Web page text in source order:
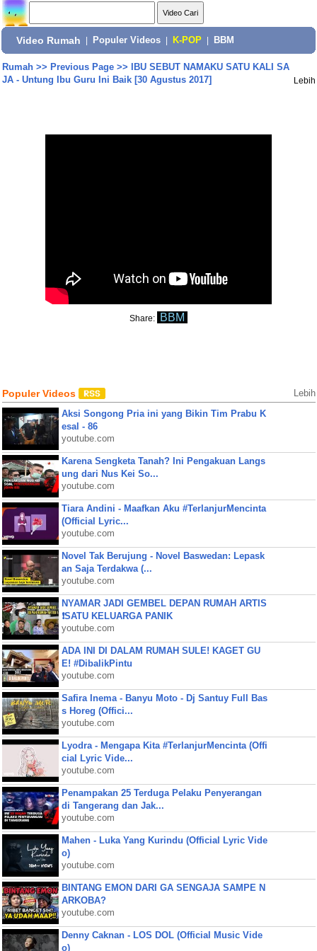
Video Rumah Populer Videos K-POP BBM
Rumah>> Previous Page>>
IBU SEBUT NAMAKU SATU KALI SA
JA - Untung Ibu Guru Ini Baik [30 Agustus 2017]
Lebih
Share: BBM
Populer Videos Lebih
Aksi Songong Pria ini yang Bikin Tim Prabu K
esal - 86
youtube.com
Karena Sengketa Tanah? Ini Pengakuan Langs
ung dari Nus Kei So...
youtube.com
Tiara Andini - Maafkan Aku #TerlanjurMencinta
(Official Lyric...
youtube.com
Novel Tak Berujung - Novel Baswedan: Lepask
an Saja Terdakwa (...
youtube.com
NYAMAR JADI GEMBEL DEPAN RUMAH ARTIS
❗SATU KELUARGA PANIK
youtube.com
ADA INI DI DALAM RUMAH SULE! KAGET GU
E! #DibalikPintu
youtube.com
Safira Inema - Banyu Moto - Dj Santuy Full Bas
s Horeg (Offici...
youtube.com
Lyodra - Mengapa Kita #TerlanjurMencinta (Offi
cial Lyric Vide...
youtube.com
Penampakan 25 Terduga Pelaku Penyerangan
di Tangerang dan Jak...
youtube.com
Mahen - Luka Yang Kurindu (Official Lyric Vide
o)
youtube.com
BINTANG EMON DARI GA SENGAJA SAMPE N
ARKOBA?
youtube.com
Denny Caknan - LOS DOL (Official Music Vide
o)